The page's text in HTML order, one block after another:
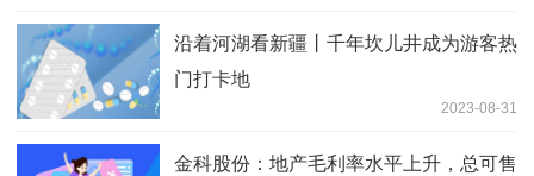
沿着河湖看新疆丨千年坎儿井成为游客热
门打卡地
2023-08-31
金科股份：地产毛利率水平上升，总可售